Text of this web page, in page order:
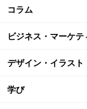
コラム
ビジネス・マーケテ
デザイン・イラスト
学び